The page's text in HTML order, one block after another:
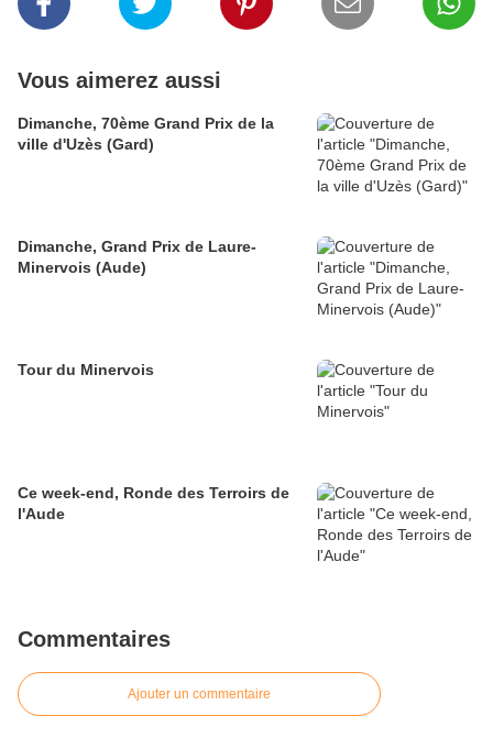
Vous aimerez aussi
Dimanche, 70ème Grand Prix de la
ville d'Uzès (Gard)
Dimanche, Grand Prix de Laure-
Minervois (Aude)
Tour du Minervois
Ce week-end, Ronde des Terroirs de
l'Aude
Commentaires
Ajouter un commentaire